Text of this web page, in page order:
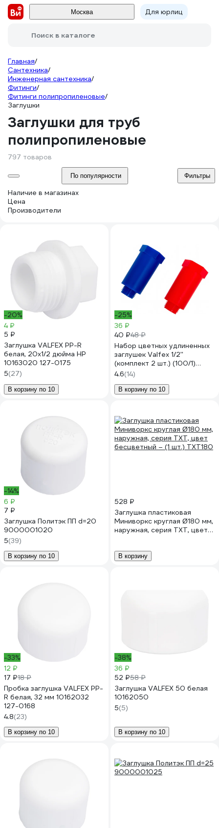
Москва Для юрлиц
Поиск в каталоге
Главная/
Сантехника/
Инженерная сантехника/
Фитинги/
Фитинги полипропиленовые/
Заглушки
Заглушки для труб
полипропиленовые
797 товаров
По популярности Фильтры
Наличие в магазинах
Цена
Производители
-20%
4 ₽
5 ₽
Заглушка VALFEX PP-R
белая, 20х1/2 дюйма НР
10163020 127-0175
5(27)
В корзину по 10
-25%
36 ₽
40 ₽48 ₽
Набор цветных удлиненных
заглушек Valfex 1/2''
(комплект 2 шт.) (100/1)
(синий/красный) 10192020
4.6(14)
В корзину по 10
-14%
6 ₽
7 ₽
Заглушка Политэк ПП d=20
9000001020
5(39)
В корзину по 10
528 ₽
Заглушка пластиковая
Миниворкс круглая Ø180 мм,
наружная, серия TXT, цвет
В корзину
-33%
12 ₽
17 ₽18 ₽
Пробка заглушка VALFEX PP-
R белая, 32 мм 10162032
127-0168
4.8(23)
В корзину по 10
-38%
36 ₽
52 ₽58 ₽
Заглушка VALFEX 50 белая
10162050
5(5)
В корзину по 10